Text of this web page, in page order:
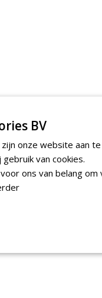
BV
onze website aan
van cookies.
ons van belang